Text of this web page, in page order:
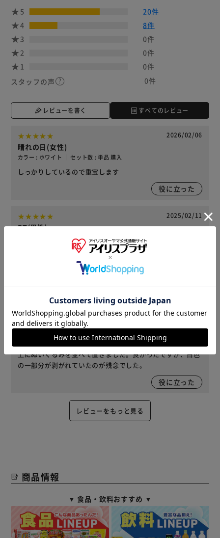
5
20件
4
8件
3
0件
2
0件
1
0件
スタッフの声
0件
レビューを書く すべてのレビュー
2026/02/06
晴れの日(女性)
カラー : ホワイト ｜ セット数 : 単品 購入
しっかりしているので重宝します
役に立った
2025/02/11
PT(男性)
カラー : ホワイト ｜ セット数 : 4枚セット 購入
棚の製作に欠かせない。ピラシェルシリーズとあわせて活用
らいぽん(女性)
カラー : ホワイト ｜ セット数 : 単品 購入
カラーボックスとカラーボックスの上に棚板として置きその
上にぬいぐるみを並べて置きました。良かったですが、白色
の一部分が剥がれていたのが残念でした。
役に立った
レビューをもっと見る
商品情報
▼ 食品・飲料おすすめ ▼